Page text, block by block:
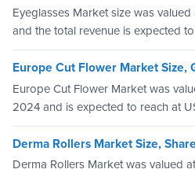
Eyeglasses Market size was
and the total revenue is expected
Europe Cut Flower Market Size,
Europe Cut Flower Market was
2024 and is expected to reach at
Derma Rollers Market Size,
Derma Rollers Market was valued